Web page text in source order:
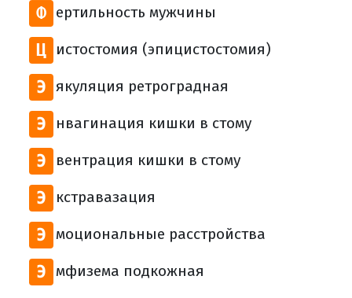
Ф ертильность мужчины
Ц истостомия (эпицистостомия)
Э якуляция ретроградная
Э нвагинация кишки в стому
Э вентрация кишки в стому
Э кстравазация
Э моциональные расстройства
Э мфизема подкожная